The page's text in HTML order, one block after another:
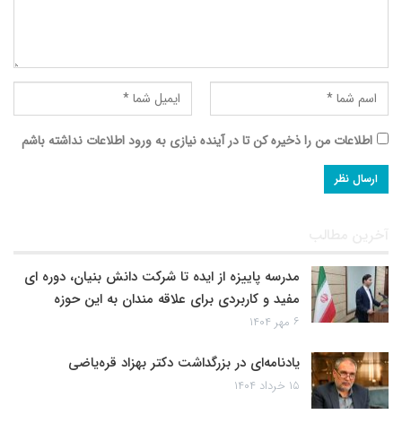
اطلاعات من را ذخیره کن تا در آینده نیازی به ورود اطلاعات نداشته باشم
آخرین مطالب
مدرسه پاییزه از ایده تا شرکت دانش بنیان، دوره ای
مفید و کاربردی برای علاقه مندان به این حوزه
۶ مهر ۱۴۰۴
یادنامه‌ای در بزرگداشت دکتر بهزاد قره‌یاضی
۱۵ خرداد ۱۴۰۴